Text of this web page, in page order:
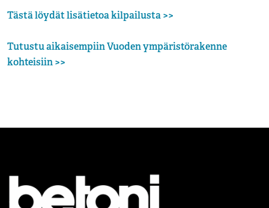
Tästä löydät lisätietoa kilpailusta >>
Tutustu aikaisempiin Vuoden ympäristörakenne
kohteisiin >>